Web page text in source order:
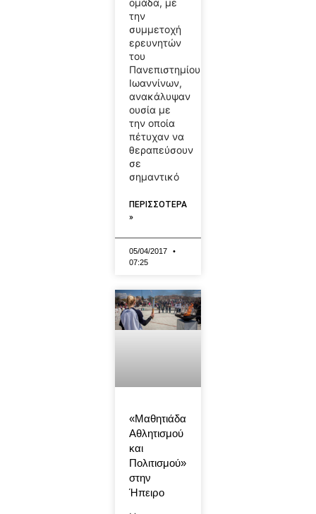
ομάδα, με
την
συμμετοχή
ερευνητών
του
Πανεπιστημίου
Ιωαννίνων,
ανακάλυψαν
ουσία με
την οποία
πέτυχαν να
θεραπεύσουν
σε
σημαντικό
ΠΕΡΙΣΣΟΤΕΡΑ
»
05/04/2017
07:25
«Μαθητιάδα
Αθλητισμού
και
Πολιτισμού»
στην
Ήπειρο